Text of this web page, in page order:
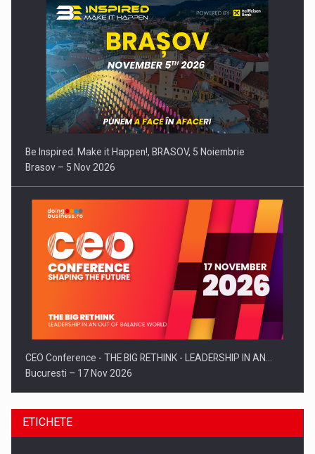
Be Inspired. Make it Happen!, BRASOV, 5 Noiembrie
Brasov – 5 Nov 2026
CEO Conference - THE BIG RETHINK - LEADERSHIP IN AN…
Bucuresti – 17 Nov 2026
ETICHETE